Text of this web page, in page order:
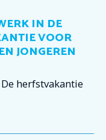
IN DE
VOOR
JONGEREN
De herfstvakantie